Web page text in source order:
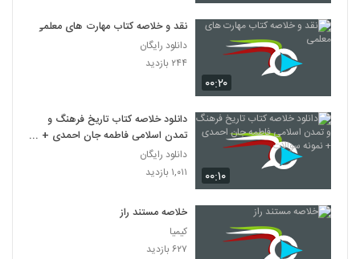
۰۰:۲۰
نقد و خلاصه کتاب مهارت های معلمی
دانلود رایگان
۲۴۴ بازدید
۰۰:۱۰
دانلود خلاصه کتاب تاریخ فرهنگ و
تمدن اسلامی فاطمه جان احمدی +
نمونه سوالات
دانلود رایگان
۱,۰۱۱ بازدید
خلاصه مستند راز
کیمیا
۶۲۷ بازدید